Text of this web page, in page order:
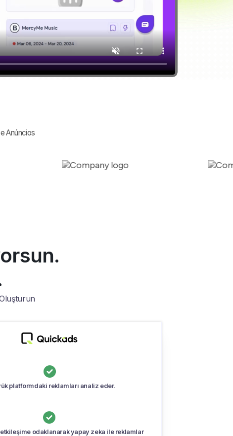
Anúncios

platformdaki reklamları analiz eder.

odaklanarak yapay zeka ile reklamlar